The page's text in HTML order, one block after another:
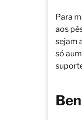
Para
aos
sejam
só